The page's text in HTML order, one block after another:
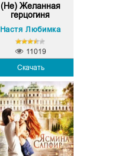
(Не) Желанная
герцогиня
Настя Любимка
Скачать
11019